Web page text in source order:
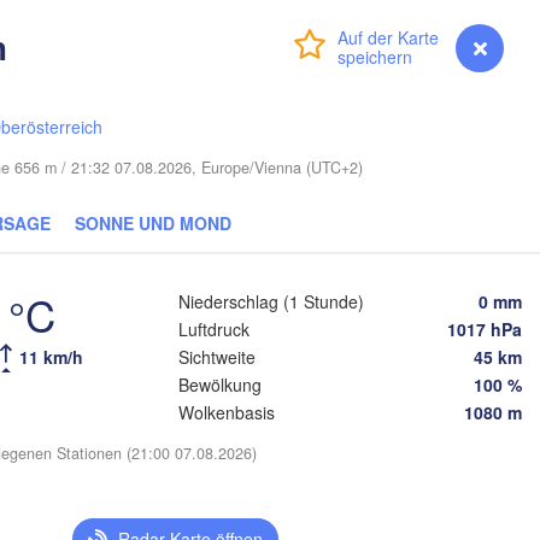
myVentusky Vorhersage
656 m / 21:32 07.08.2026, Europe/Vienna (UTC+2)
SONNE UND MOND
11 km/h
Niederschlag (1 Stunde)
0 mm
Luftdruck
1017 hPa
Sichtweite
45 km
Bewölkung
100 %
Wolkenbasis
1080 m
Stationen (21:00 07.08.2026)
(Lviv)
Баранавічы
Житомир
(Zhytomyr)
Хмельницький
Пінск
Салігорск
(Salihorsk)
Магілёў
(Ivano-Frankivsk)